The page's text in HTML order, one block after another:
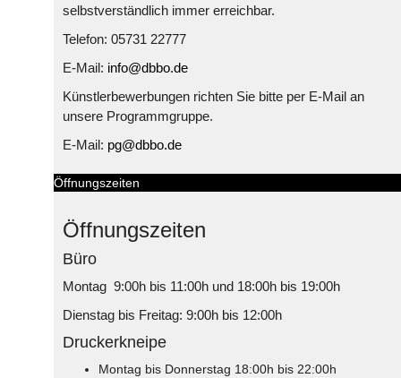
selbstverständlich immer erreichbar.
Telefon: 05731 22777
E-Mail: info@dbbo.de
Künstlerbewerbungen richten Sie bitte per E-Mail an
unsere Programmgruppe.
E-Mail: pg@dbbo.de
Öffnungszeiten
Öffnungszeiten
Büro
Montag 9:00h bis 11:00h und 18:00h bis 19:00h
Dienstag bis Freitag: 9:00h bis 12:00h
Druckerkneipe
Montag bis Donnerstag 18:00h bis 22:00h